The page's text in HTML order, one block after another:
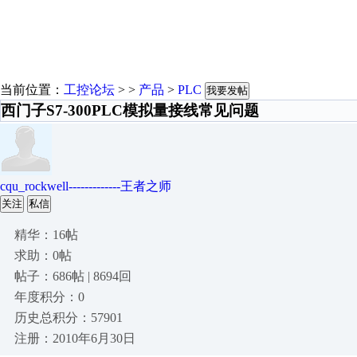
当前位置： 工控论坛 > > 产品 > PLC 我要发帖
西门子S7-300PLC模拟量接线常见问题
cqu_rockwell-------------王者之师
关注 私信
精华：16帖
求助：0帖
帖子：686帖 | 8694回
年度积分：0
历史总积分：57901
注册：2010年6月30日